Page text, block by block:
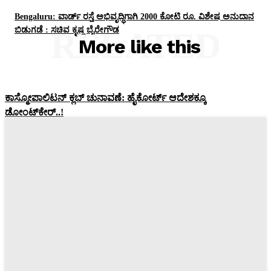
Bengaluru: ವಾರ್ಡ್ ರಸ್ತೆ ಅಭಿವೃದ್ಧಿಗಾಗಿ 2000 ಕೋಟಿ ರೂ. ವಿಶೇಷ ಅನುದಾನ
ಬಿಡುಗಡೆ : ಸಚಿವ ಕೃಷ್ಣ ಬೈರೇಗೌಡ
More like this
RELATED
ಕಾಸ್ಮೋಪಾಲಿಟನ್‌ ಕ್ಲಬ್‌ ಚುನಾವಣೆ: ಹೈಕೋರ್ಟ್‌ ಆದೇಶಕ್ಕೂ
ಡೋಂಟ್‌ಕೇರ್‌..!